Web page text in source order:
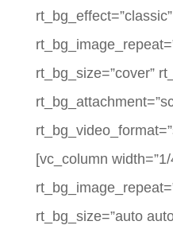
rt_bg_effect=”classic”
rt_bg_size=”cover”
[vc_column width=”1/
rt_bg_size=”auto